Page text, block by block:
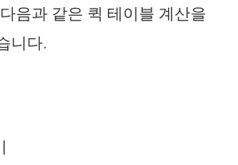
음과 같은 퀵 테이블 계산을
니다.